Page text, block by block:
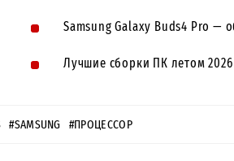
Samsung Galaxy Buds4 Pro —
Лучшие сборки ПК летом
#SAMSUNG #ПРОЦЕССОР